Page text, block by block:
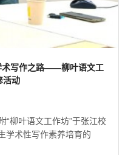
术写作之路——柳叶语文工
活动
“柳叶语文工作坊”于张江校
学术性写作素养培育的